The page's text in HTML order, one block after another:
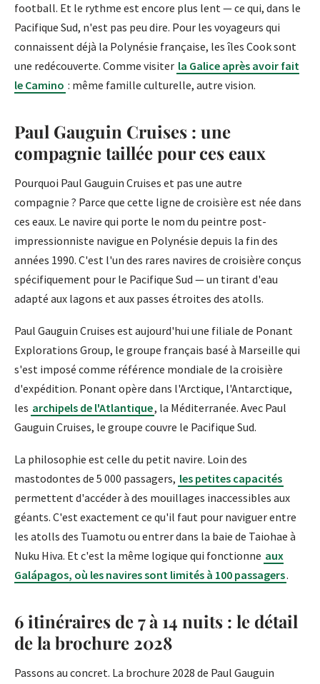
football. Et le rythme est encore plus lent — ce qui, dans le
Pacifique Sud, n'est pas peu dire. Pour les voyageurs qui
connaissent déjà la Polynésie française, les îles Cook sont
une redécouverte. Comme visiter la Galice après avoir fait
le Camino : même famille culturelle, autre vision.
Paul Gauguin Cruises : une
compagnie taillée pour ces eaux
Pourquoi Paul Gauguin Cruises et pas une autre
compagnie ? Parce que cette ligne de croisière est née dans
ces eaux. Le navire qui porte le nom du peintre post-
impressionniste navigue en Polynésie depuis la fin des
années 1990. C'est l'un des rares navires de croisière conçus
spécifiquement pour le Pacifique Sud — un tirant d'eau
adapté aux lagons et aux passes étroites des atolls.
Paul Gauguin Cruises est aujourd'hui une filiale de Ponant
Explorations Group, le groupe français basé à Marseille qui
s'est imposé comme référence mondiale de la croisière
d'expédition. Ponant opère dans l'Arctique, l'Antarctique,
les archipels de l'Atlantique, la Méditerranée. Avec Paul
Gauguin Cruises, le groupe couvre le Pacifique Sud.
La philosophie est celle du petit navire. Loin des
mastodontes de 5 000 passagers, les petites capacités
permettent d'accéder à des mouillages inaccessibles aux
géants. C'est exactement ce qu'il faut pour naviguer entre
les atolls des Tuamotu ou entrer dans la baie de Taiohae à
Nuku Hiva. Et c'est la même logique qui fonctionne aux
Galápagos, où les navires sont limités à 100 passagers.
6 itinéraires de 7 à 14 nuits : le détail
de la brochure 2028
Passons au concret. La brochure 2028 de Paul Gauguin